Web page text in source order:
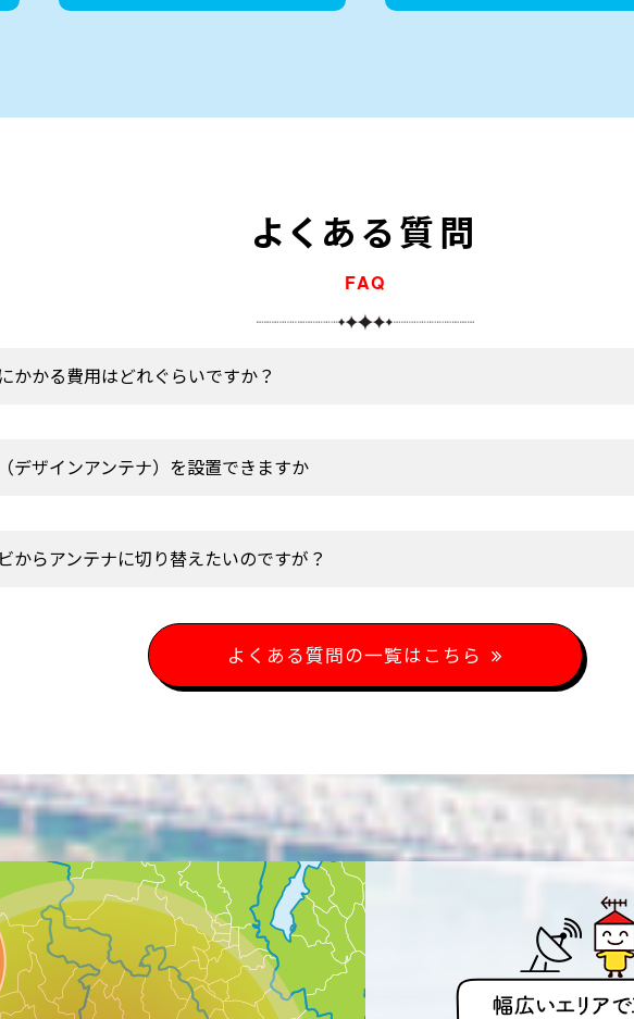
よくある質問
FAQ
かかる費用はどれぐらいですか？
デザインアンテナ）を設置できますか
からアンテナに切り替えたいのですが？
よくある質問の一覧はこちら